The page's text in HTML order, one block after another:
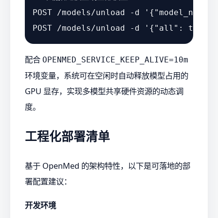
POST /models/unload -d
POST /models/unload -d
'{"all": true}'
配合 OPENMED_SERVICE_KEEP_ALIVE=10m
环境变量，系统可在空闲时自动释放模型占用的
GPU 显存，实现多模型共享硬件资源的动态调
度。
工程化部署清单
基于 OpenMed 的架构特性，以下是可落地的部
署配置建议：
开发环境